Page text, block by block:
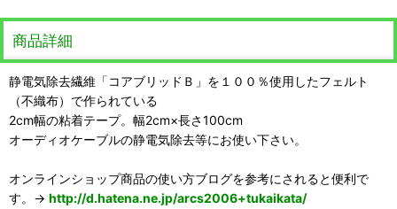
商品詳細
静電気除去繊維「コアブリッドＢ」を１００％使用したフェルト
（不織布）で作られている
2cm幅の粘着テープ。幅2cm×長さ100cm
オーディオケーブルの静電気除去等にお使い下さい。
オンラインショップ商品の使い方ブログを参考にされると便利で
す。→ http://d.hatena.ne.jp/arcs2006+tukaikata/